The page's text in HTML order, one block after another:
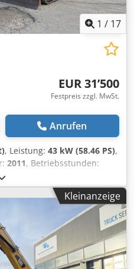
1 / 17
EUR 31’500
Festpreis zzgl. MwSt.
Anrufen
, Leistung: 43 kW (58.46 PS),
2011, Betriebsstunden:
Klimaanlage
Betriebsstunden: 8.204
Radio
m. Hammer-, Greifer-,
OQ45 1x Löffel –
erhalten Csdpjzrt Amefx Ag
Schildabstützung
Einsatzgewicht: 8,5 to.
Kleinanzeige